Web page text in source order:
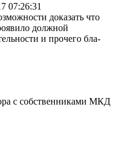
07:26:31
доказать что
должной
и прочего бла-
с собственниками МКД